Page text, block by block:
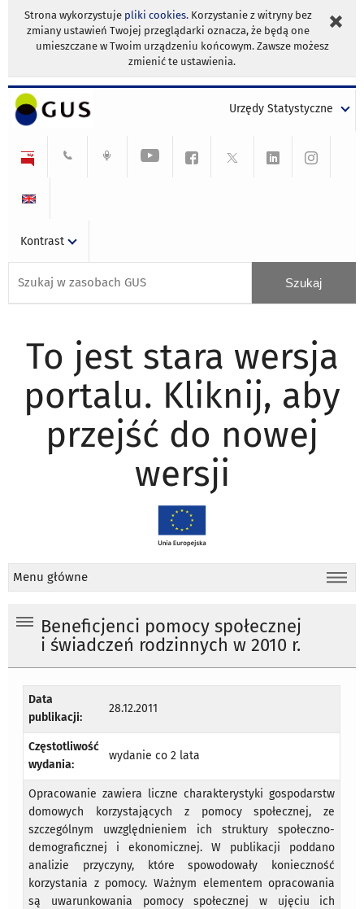
Strona wykorzystuje pliki cookies. Korzystanie z witryny bez
zmiany ustawień Twojej przeglądarki oznacza, że będą one
umieszczane w Twoim urządzeniu końcowym. Zawsze możesz
zmienić te ustawienia.
Urzędy Statystyczne
Kontrast
To jest stara wersja
portalu. Kliknij, aby
przejść do nowej
wersji
Menu główne
Beneficjenci pomocy społecznej
i świadczeń rodzinnych w 2010 r.
Data
publikacji:
28.12.2011
Częstotliwość
wydania:
wydanie co 2 lata
Opracowanie zawiera liczne charakterystyki gospodarstw
domowych korzystających z pomocy społecznej, ze
szczególnym uwzględnieniem ich struktury społeczno-
demograficznej i ekonomicznej. W publikacji poddano
analizie przyczyny, które spowodowały konieczność
korzystania z pomocy. Ważnym elementem opracowania
są uwarunkowania pomocy społecznej w ujęciu ich